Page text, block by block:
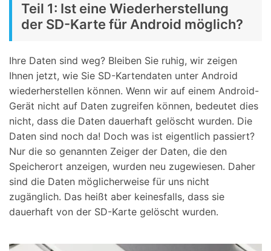
Teil 1: Ist eine Wiederherstellung
der SD-Karte für Android möglich?
Ihre Daten sind weg? Bleiben Sie ruhig, wir zeigen
Ihnen jetzt, wie Sie SD-Kartendaten unter Android
wiederherstellen können. Wenn wir auf einem Android-
Gerät nicht auf Daten zugreifen können, bedeutet dies
nicht, dass die Daten dauerhaft gelöscht wurden. Die
Daten sind noch da! Doch was ist eigentlich passiert?
Nur die so genannten Zeiger der Daten, die den
Speicherort anzeigen, wurden neu zugewiesen. Daher
sind die Daten möglicherweise für uns nicht
zugänglich. Das heißt aber keinesfalls, dass sie
dauerhaft von der SD-Karte gelöscht wurden.